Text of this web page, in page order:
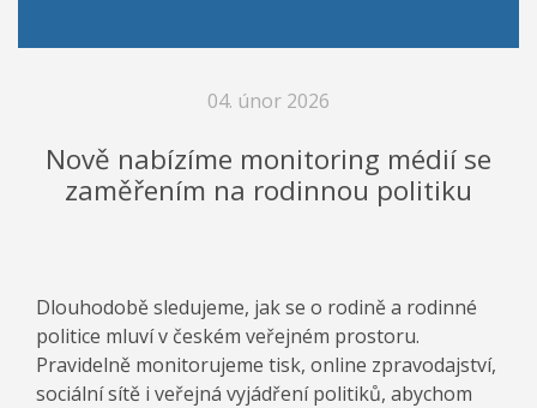
04. únor 2026
Nově nabízíme monitoring médií se
zaměřením na rodinnou politiku
Dlouhodobě sledujeme, jak se o rodině a rodinné
politice mluví v českém veřejném prostoru.
Pravidelně monitorujeme tisk, online zpravodajství,
sociální sítě i veřejná vyjádření politiků, abychom